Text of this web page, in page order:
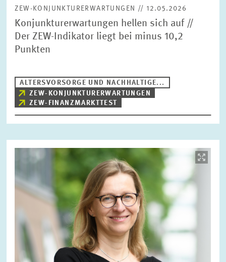
ZEW-KONJUNKTURERWARTUNGEN // 12.05.2026
Konjunkturerwartungen hellen sich auf //
Der ZEW-Indikator liegt bei minus 10,2
Punkten
ALTERSVORSORGE UND NACHHALTIGE...
ZEW-KONJUNKTURERWARTUNGEN
ZEW-FINANZMARKTTEST
vergrößerter
Ansicht